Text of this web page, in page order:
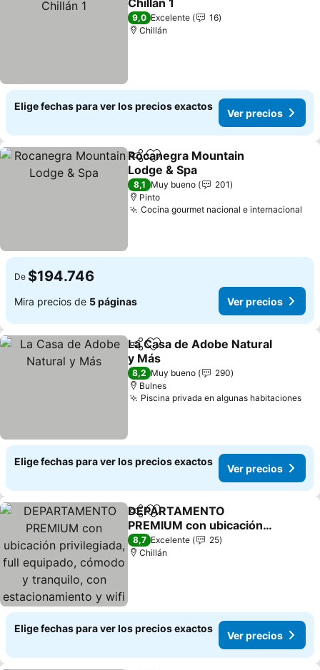
Chillán 1
9,0 Excelente
16
Chillán
Elige fechas para ver los precios exactos
Ver precios
CompartirAgregar a favoritos
Rocanegra Mountain
Lodge & Spa
8,1 Muy bueno
201
Pinto
Cocina gourmet nacional e internacional
De $194.746
Mira precios de 5 páginas Ver precios
CompartirAgregar a favoritos
La Casa de Adobe Natural
y Más
8,2 Muy bueno
290
Bulnes
Piscina privada en algunas habitaciones
Elige fechas para ver los precios exactos
Ver precios
CompartirAgregar a favoritos
DEPARTAMENTO
PREMIUM con ubicación
privilegiada, full
equipado, cómodo y
8,7 Excelente
25
Chillán
Elige fechas para ver los precios exactos
Ver precios